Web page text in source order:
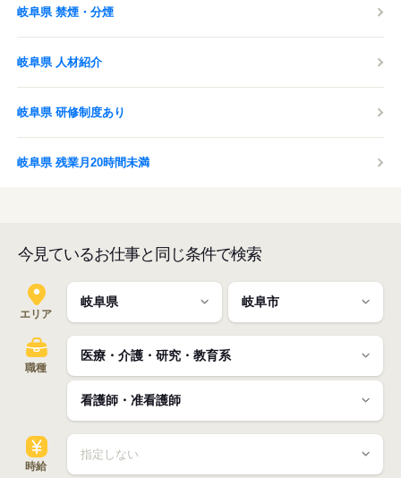
岐阜県 禁煙・分煙
岐阜県 人材紹介
岐阜県 研修制度あり
岐阜県 残業月20時間未満
今見ているお仕事と同じ条件で検索
エリア
職種
時給